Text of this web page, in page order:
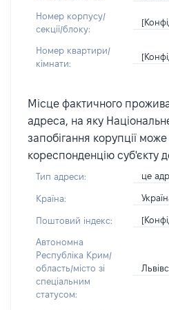
Номер корпусу/
секції/блоку:
Номер квартири/
кімнати:
Місце фактичного
адреса, на яку
запобігання корупції
кореспонденцію суб'єкту
Тип адреси: це
Країна:
Поштовий індекс:
Автономна
Республіка Крим/
область/місто зі
спеціальним
статусом: